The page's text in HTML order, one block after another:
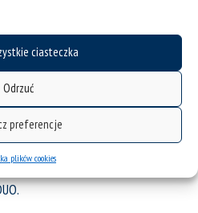
ciasteczka
Odrzuć
preferencje
plików cookies
Obsługi Studentów i Centrum
. Po przeszkoleniu lektorzy
do potrzeb osób ze specjalnymi
uczestniczą w projektowaniu
opartych na zasadach